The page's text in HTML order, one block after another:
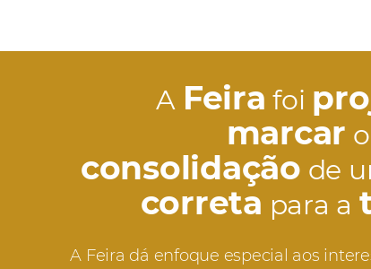
A Feira foi
marcar o
consolidação de
correta para a
A Feira dá enfoque especial aos